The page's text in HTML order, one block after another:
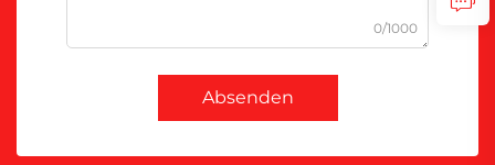
0/1000
Absenden